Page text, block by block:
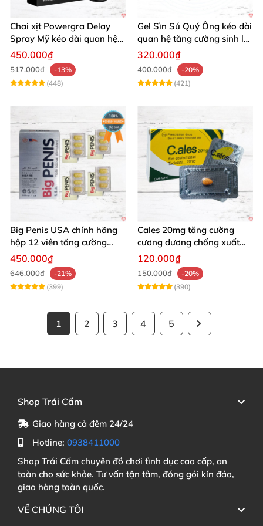
Chai xịt Powergra Delay
Spray Mỹ kéo dài quan hệ
tăng khoái cảm
450.000₫
517.000₫
-13%
(448)
Gel Sìn Sú Quý Ông kéo dài
quan hệ tăng cường sinh lý
nam
320.000₫
400.000₫
-20%
(421)
Big Penis USA chính hãng
hộp 12 viên tăng cường
sinh lý kéo dài cương dương
450.000₫
646.000₫
-21%
(399)
Cales 20mg tăng cường
cương dương chống xuất
tinh sớm bền lâu
120.000₫
150.000₫
-20%
(390)
1 2 3 4 5
Shop Trái Cấm
Giao hàng cả đêm 24/24
Hotline: 0938411000
Shop Trái Cấm chuyên đồ chơi tình dục cao cấp, an
toàn cho sức khỏe. Tư vấn tận tâm, đóng gói kín đáo,
giao hàng toàn quốc.
VỀ CHÚNG TÔI